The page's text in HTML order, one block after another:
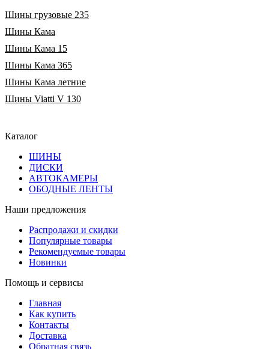
Шины грузовые 235
Шины Кама
Шины Кама 15
Шины Кама 365
Шины Кама летние
Шины Viatti V 130
Каталог
ШИНЫ
ДИСКИ
АВТОКАМЕРЫ
ОБОДНЫЕ ЛЕНТЫ
Наши предложения
Распродажи и скидки
Популярные товары
Рекомендуемые товары
Новинки
Помощь и сервисы
Главная
Как купить
Контакты
Доставка
Обратная связь